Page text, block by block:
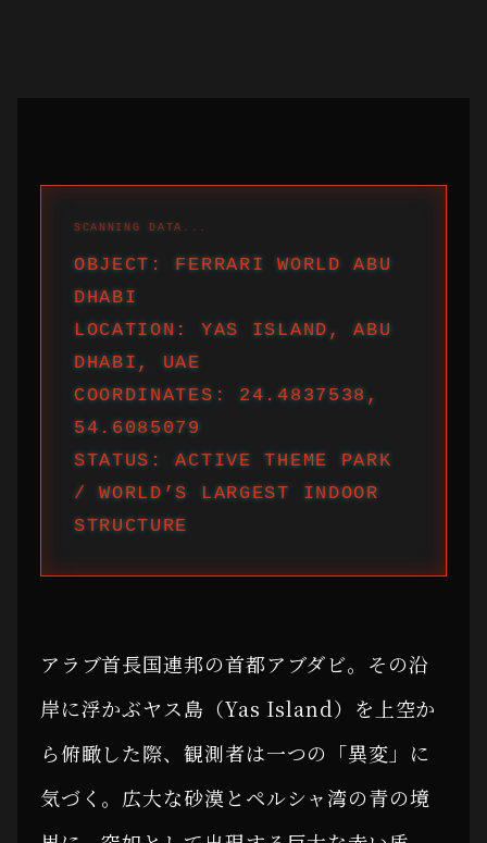
OBJECT: FERRARI WORLD ABU
DHABI
LOCATION: YAS ISLAND, ABU
DHABI, UAE
COORDINATES: 24.4837538,
54.6085079
STATUS: ACTIVE THEME PARK
/ WORLD’S LARGEST INDOOR
STRUCTURE
アラブ首長国連邦の首都アブダビ。その沿
岸に浮かぶヤス島（Yas Island）を上空か
ら俯瞰した際、観測者は一つの「異変」に
気づく。広大な砂漠とペルシャ湾の青の境